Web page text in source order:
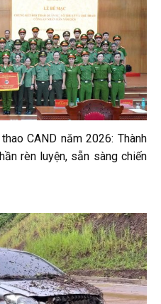
CAND năm 2026: Thành
rèn luyện, sẵn sàng chiến